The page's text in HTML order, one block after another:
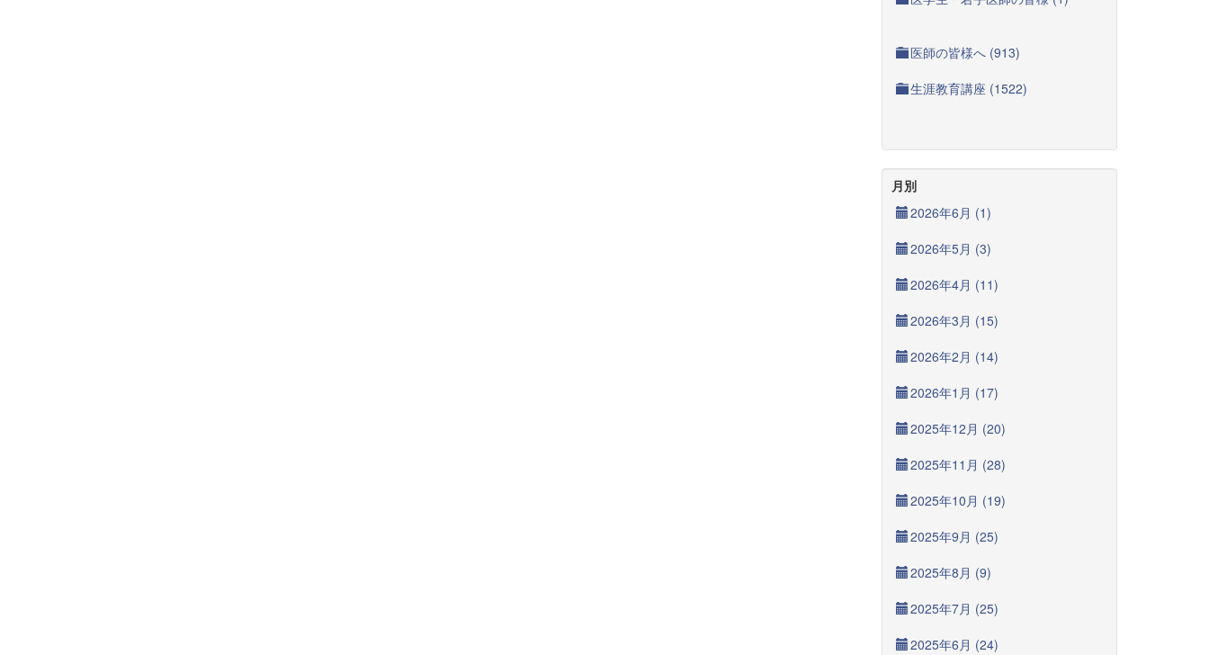
医師の皆様へ (913)
生涯教育講座 (1522)
月別
2026年6月 (1)
2026年5月 (3)
2026年4月 (11)
2026年3月 (15)
2026年2月 (14)
2026年1月 (17)
2025年12月 (20)
2025年11月 (28)
2025年10月 (19)
2025年9月 (25)
2025年8月 (9)
2025年7月 (25)
2025年6月 (24)